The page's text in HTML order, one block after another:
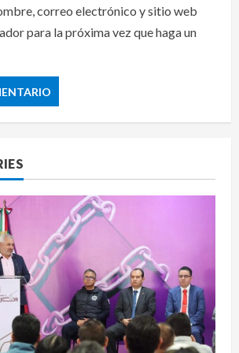
correo electrónico y sitio web
para la próxima vez que haga un